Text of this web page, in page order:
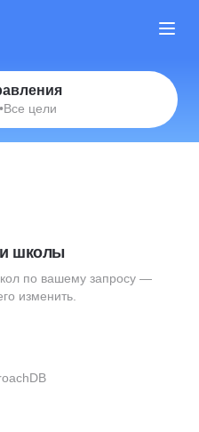
•Все цели
школы
по вашему запросу —
изменить.